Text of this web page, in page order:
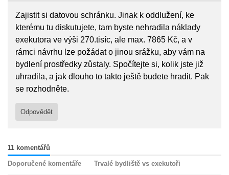
Zajistit si datovou schránku. Jinak k oddlužení, ke
kterému tu diskutujete, tam byste nehradila náklady
exekutora ve výši 270.tisíc, ale max. 7865 Kč, a v
rámci návrhu lze požádat o jinou srážku, aby vám na
bydlení prostředky zůstaly. Spočítejte si, kolik jste již
uhradila, a jak dlouho to takto ještě budete hradit. Pak
se rozhodněte.
Odpovědět
11 komentářů
Doporučené komentáře Trvalé bydliště vs exekutoři